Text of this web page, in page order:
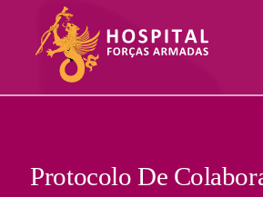
content
Protocolo De